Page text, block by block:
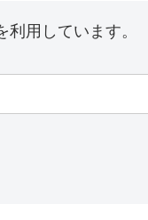
用しています。